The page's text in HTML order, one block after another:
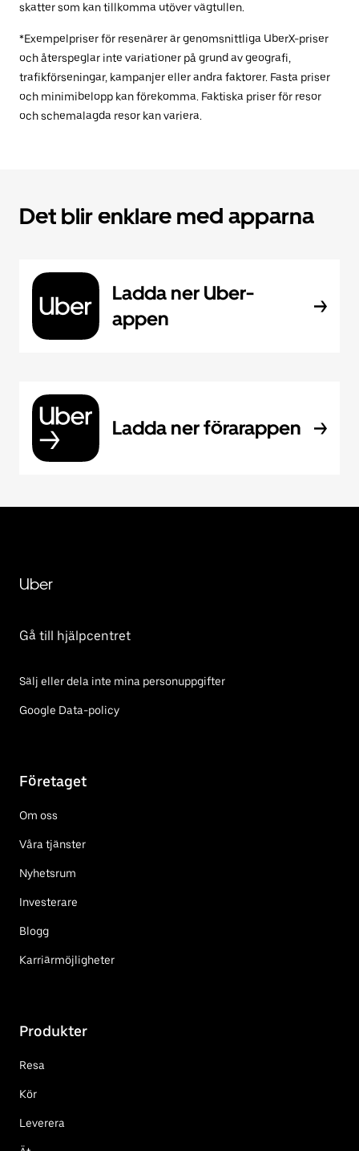
skatter som kan tillkomma utöver vägtullen.
*Exempelpriser för resenärer är genomsnittliga UberX-priser
och återspeglar inte variationer på grund av geografi,
trafikförseningar, kampanjer eller andra faktorer. Fasta priser
och minimibelopp kan förekomma. Faktiska priser för resor
och schemalagda resor kan variera.
Det blir enklare med apparna
Ladda ner Uber-
appen
Ladda ner förarappen
Uber
Gå till hjälpcentret
Sälj eller dela inte mina personuppgifter
Google Data-policy
Företaget
Om oss
Våra tjänster
Nyhetsrum
Investerare
Blogg
Karriärmöjligheter
Produkter
Resa
Kör
Leverera